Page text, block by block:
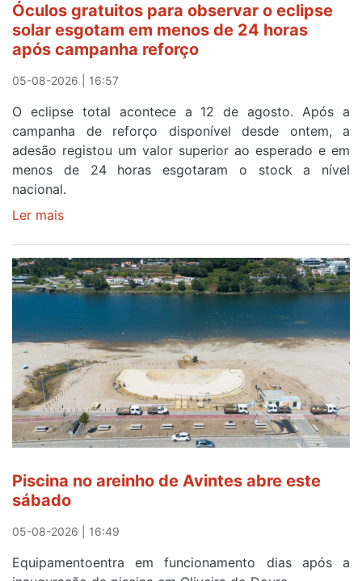
Óculos gratuitos para observar o eclipse
solar esgotam em menos de 24 horas
após campanha reforço
05-08-2026 | 16:57
O eclipse total acontece a 12 de agosto. Após a
campanha de reforço disponível desde ontem, a
adesão registou um valor superior ao esperado e em
menos de 24 horas esgotaram o stock a nível
nacional.
Ler mais
gratuitos
para
observar
eclipse
solar
esgotam
em
menos
de
24
após
campanha
reforço
Piscina no areinho de Avintes abre este
sábado
05-08-2026 | 16:49
Equipamentoentra em funcionamento dias após a